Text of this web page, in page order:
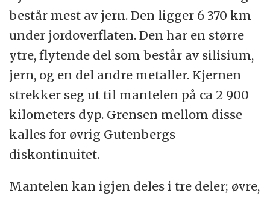
består mest av jern. Den ligger 6 370 km
under jordoverflaten. Den har en større
ytre, flytende del som består av silisium,
jern, og en del andre metaller. Kjernen
strekker seg ut til mantelen på ca 2 900
kilometers dyp. Grensen mellom disse
kalles for øvrig Gutenbergs
diskontinuitet.
Mantelen kan igjen deles i tre deler; øvre,